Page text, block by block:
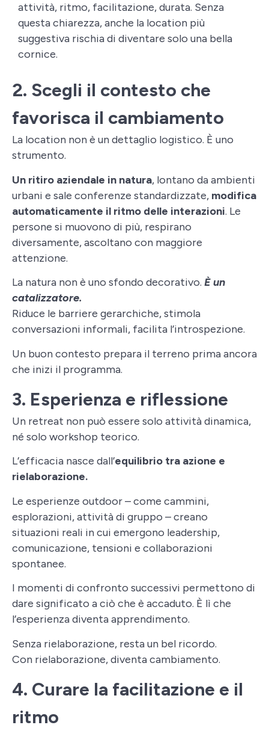
attività, ritmo, facilitazione, durata. Senza
questa chiarezza, anche la location più
suggestiva rischia di diventare solo una bella
cornice.
2. Scegli il contesto che
favorisca il cambiamento
La location non è un dettaglio logistico. È uno
strumento.
Un ritiro aziendale in natura, lontano da ambienti
urbani e sale conferenze standardizzate, modifica
automaticamente il ritmo delle interazioni. Le
persone si muovono di più, respirano
diversamente, ascoltano con maggiore
attenzione.
La natura non è uno sfondo decorativo. È un
catalizzatore.
Riduce le barriere gerarchiche, stimola
conversazioni informali, facilita l’introspezione.
Un buon contesto prepara il terreno prima ancora
che inizi il programma.
3. Esperienza e riflessione
Un retreat non può essere solo attività dinamica,
né solo workshop teorico.
L’efficacia nasce dall’equilibrio tra azione e
rielaborazione.
Le esperienze outdoor – come cammini,
esplorazioni, attività di gruppo – creano
situazioni reali in cui emergono leadership,
comunicazione, tensioni e collaborazioni
spontanee.
I momenti di confronto successivi permettono di
dare significato a ciò che è accaduto. È lì che
l’esperienza diventa apprendimento.
Senza rielaborazione, resta un bel ricordo.
Con rielaborazione, diventa cambiamento.
4. Curare la facilitazione e il
ritmo